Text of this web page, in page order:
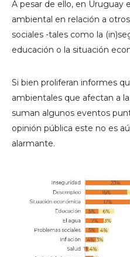
A pesar de ello, en Uruguay
ambiental en relación a
sociales -tales como la
educación o la situación
Si bien proliferan informes
ambientales que afectan a
suman algunos eventos
opinión pública este no es
alarmante.